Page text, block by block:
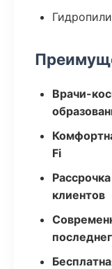
Врачи-
Fi
клиентов